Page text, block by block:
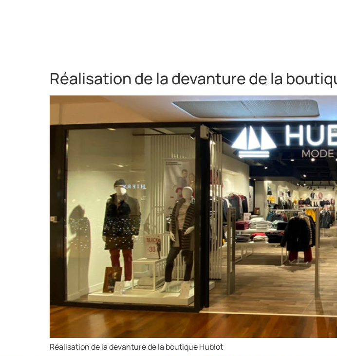
Réalisation de la devanture de la
Réalisation de la devanture de la boutique Hublot